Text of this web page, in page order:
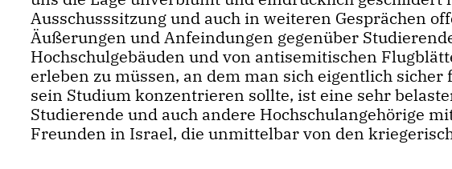
Ausschusssitzung und auch in weiteren Gesprächen
Äußerungen und Anfeindungen gegenüber
Hochschulgebäuden und von antisemitischen
erleben zu müssen, an dem man sich eigentlich
sein Studium konzentrieren sollte, ist eine sehr
Studierende und auch andere Hochschulangehörige
Freunden in Israel, die unmittelbar von den